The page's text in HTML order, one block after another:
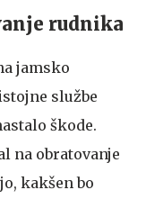
rudnika
jamsko
službe
škode.
na obratovanje
kakšen bo